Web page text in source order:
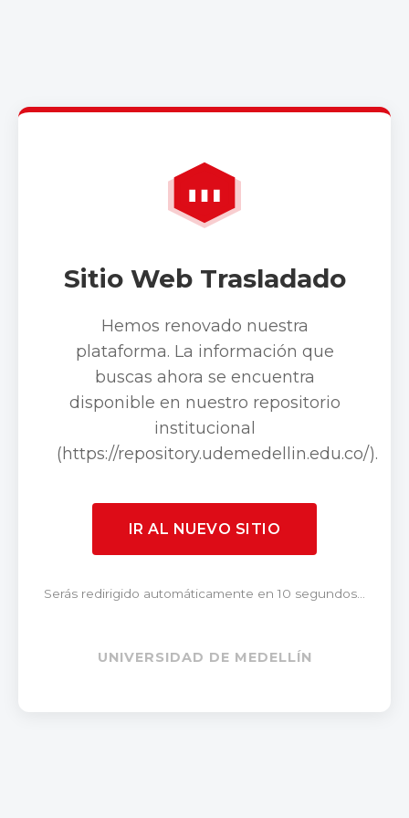
Sitio Web Trasladado
Hemos renovado nuestra
plataforma. La información que
buscas ahora se encuentra
disponible en nuestro repositorio
institucional
(https://repository.udemedellin.edu.co/).
IR AL NUEVO SITIO
Serás redirigido automáticamente en 10 segundos...
UNIVERSIDAD DE MEDELLÍN